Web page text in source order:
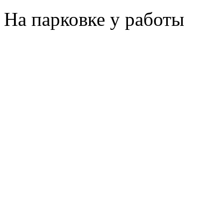
На парковке у работы